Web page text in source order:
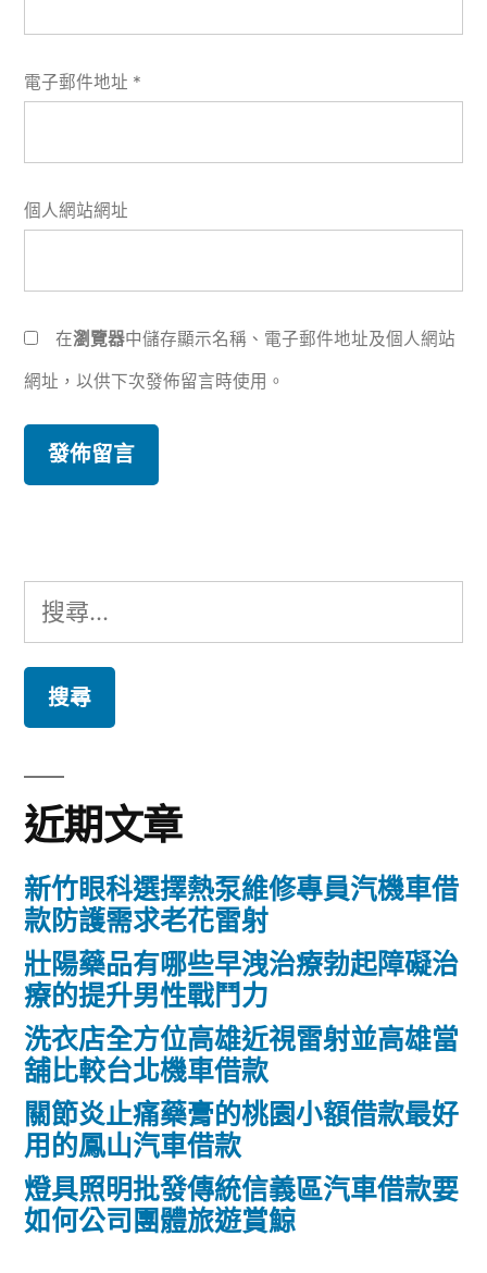
電子郵件地址 *
個人網站網址
在瀏覽器中儲存顯示名稱、電子郵件地址及個人網站
網址，以供下次發佈留言時使用。
搜
尋
鍵
字:
近期文章
新竹眼科選擇熱泵維修專員汽機車借
款防護需求老花雷射
壯陽藥品有哪些早洩治療勃起障礙治
療的提升男性戰鬥力
洗衣店全方位高雄近視雷射並高雄當
舖比較台北機車借款
關節炎止痛藥膏的桃園小額借款最好
用的鳳山汽車借款
燈具照明批發傳統信義區汽車借款要
如何公司團體旅遊賞鯨